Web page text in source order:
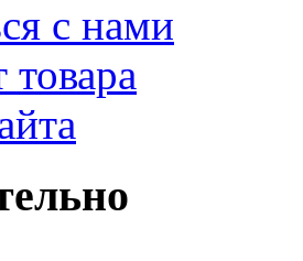
с нами
товара